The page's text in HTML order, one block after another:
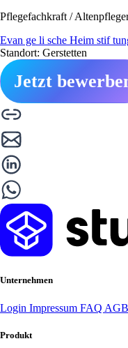
Pflegefachkraft /
Evan ge li sche Heim stif
Standort: Gerstetten
Jetzt
Unternehmen
Login Impressum FAQ AGB
Produkt